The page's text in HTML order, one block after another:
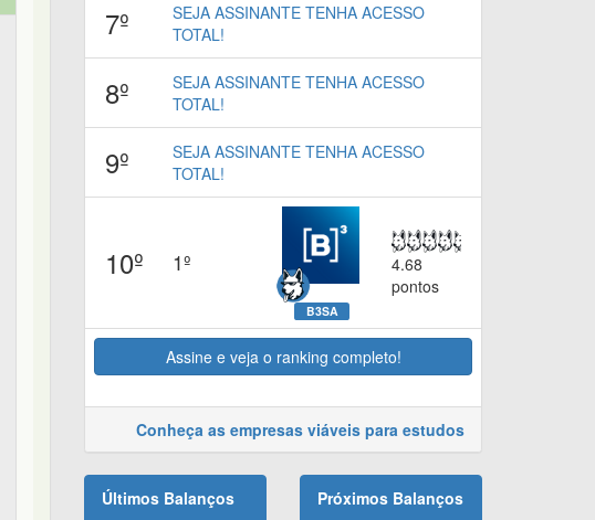
7º
SEJA ASSINANTE TENHA ACESSO
TOTAL!
8º
SEJA ASSINANTE TENHA ACESSO
TOTAL!
9º
SEJA ASSINANTE TENHA ACESSO
TOTAL!
10º 1º
B3SA
4.68
pontos
Assine e veja o ranking completo!
Conheça as empresas viáveis para estudos
Últimos Balanços Próximos Balanços